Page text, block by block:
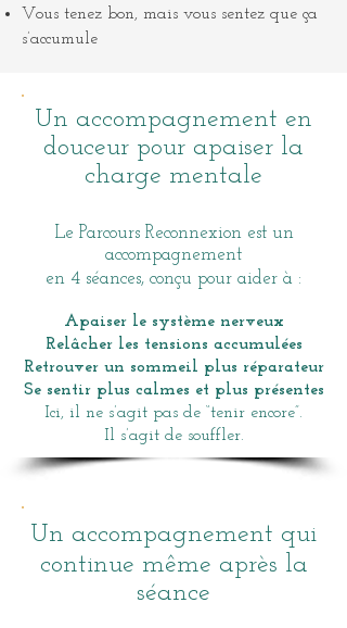
Vous tenez bon, mais vous sentez que ça
s’accumule
Un accompagnement en
douceur pour apaiser la
charge mentale
Le Parcours Reconnexion est un
accompagnement
en 4 séances, conçu pour aider à :
Apaiser le système nerveux
Relâcher les tensions accumulées
Retrouver un sommeil plus réparateur
Se sentir plus calmes et plus présentes
Ici, il ne s’agit pas de “tenir encore”.
Il s’agit de souffler.
Un accompagnement qui
continue même après la
séance